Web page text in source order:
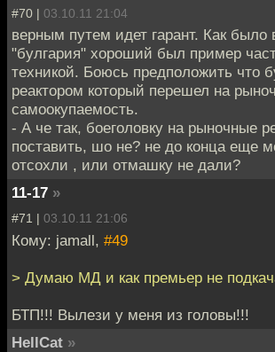
#70 | 03.10.11 21:04
верным путем идет гарант. Как было
"булгария" хороший был пример
техникой. Боюсь предположить что
реактором который перешел на
самоокупаемость.
- А че так, боеголовку на рыночные
поставить, шо не? не до конца еще
отсохли , или отмашку не дали?
11-17 »
#71 | 03.10.11 21:06
Кому: jamall, #49
> Думаю МД и как премьер не
БТП!!! Вылези у меня из головы!!!
HellCat »